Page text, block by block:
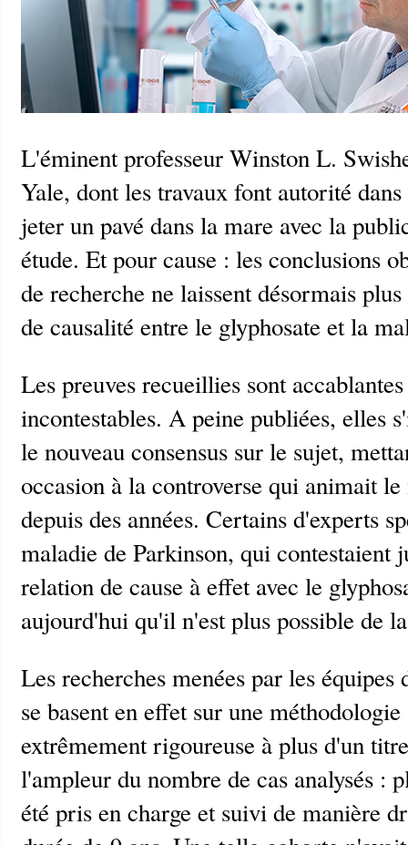
L'éminent professeur Winston L.
Yale, dont les travaux font autorité
jeter un pavé dans la mare avec la
étude. Et pour cause : les conclusions
de recherche ne laissent désormais
de causalité entre le glyphosate et la
Les preuves recueillies sont
incontestables. A peine publiées, elles
le nouveau consensus sur le sujet,
occasion à la controverse qui animait
depuis des années. Certains d'experts
maladie de Parkinson, qui contestaient
relation de cause à effet avec le
aujourd'hui qu'il n'est plus possible de
Les recherches menées par les
se basent en effet sur une
extrêmement rigoureuse à plus d'un
l'ampleur du nombre de cas analysés :
été pris en charge et suivi de manière